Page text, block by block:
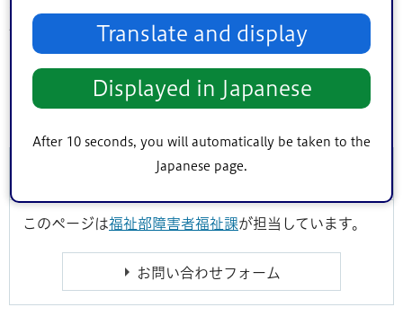
Translate and display
Displayed in Japanese
After 10 seconds, you will automatically be taken to the
Japanese page.
住所：東京都江戸川区春江町四丁目18番15号1階
電話：03-5879-9288
FAX：03-5879-9289
ウェブサイト：るーぷ
このページに関するお問い合わせ
このページは福祉部障害者福祉課が担当しています。